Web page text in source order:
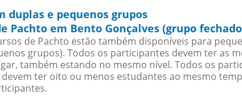
duplas e pequenos grupos
Pachto em Bento Gonçalves (grupo
de Pachto estão também disponíveis para
grupos). Todos os participantes devem ter as
também estando no mesmo nível. Todos os
devem ter oito ou menos estudantes ao mesmo